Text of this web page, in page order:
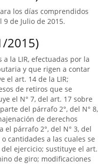
los días comprendidos
de Julio de 2015.
2015)
la LIR, efectuadas por la
y que rigen a contar
el art. 14 de la LIR;
de retiros que se
el N° 7, del art. 17 sobre
del párrafo 2°, del N° 8,
de derechos
el párrafo 2°, del N° 3, del
cantidades a las cuales se
ejercicio; sustituye el art.
de giro; modificaciones